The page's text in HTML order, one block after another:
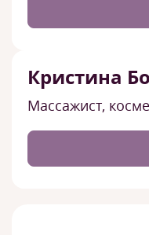
Кристина
Массажист,